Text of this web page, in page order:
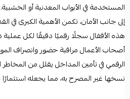
المستخدمة في الأبواب المعدنية أو الخشبية.
إلى جانب الأمان، تكمن الأهمية الكبرى في
هذه الأقفال سجلًا رقميًا دقيقًا لكل
أصحاب الأعمال مراقبة حضور وانصراف
الرقمي في تأمين المداخل يقلل من المخاطر
نسخها غير المصرح به، مما يجعله